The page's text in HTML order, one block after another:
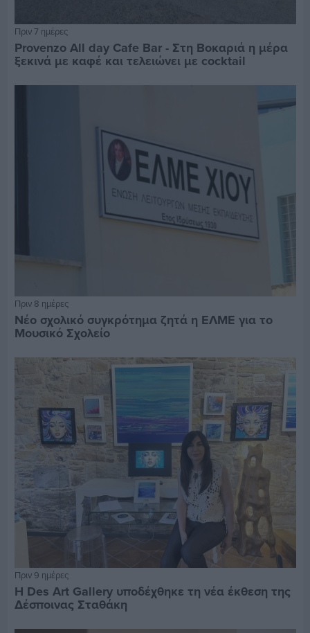
Πριν 7 ημέρες
Provenzo All day Cafe Bar - Στη Βοκαριά η μέρα
ξεκινά με καφέ και τελειώνει με cocktail
Πριν 8 ημέρες
Νέο σχολικό συγκρότημα ζητά η ΕΛΜΕ για το
Μουσικό Σχολείο
Πριν 9 ημέρες
Η Des Art Gallery υποδέχθηκε τη νέα έκθεση της
Δέσποινας Σταθάκη